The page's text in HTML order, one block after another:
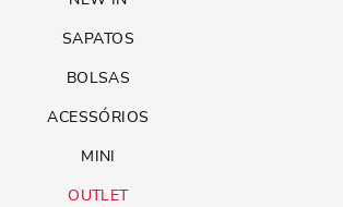
SAPATOS
BOLSAS
ACESSÓRIOS
MINI
OUTLET